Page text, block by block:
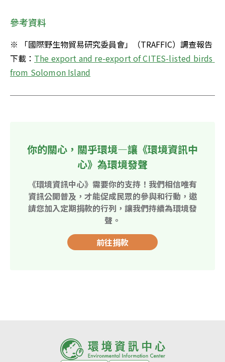
參考資料
※ 「國際野生物貿易研究委員會」（TRAFFIC）調查報告
下載： The export and re-export of CITES-listed birds
from Solomon Island
你的關心，關乎環境—讓《環境資訊中
心》為環境發聲
《環境資訊中心》需要你的支持！我們相信唯有
資訊公開普及，才能促成民眾的參與和行動，邀
請您加入定期捐款的行列，讓我們持續為環境發
聲。
前往捐款